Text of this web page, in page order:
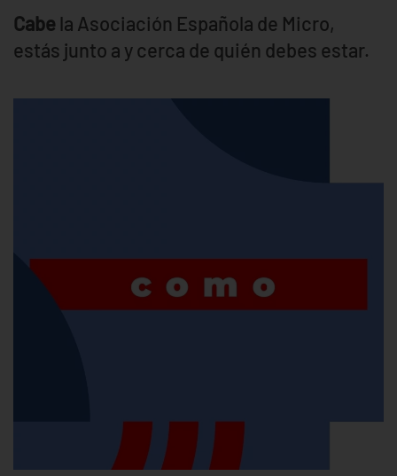
Cabe la Asociación Española de Micro,
estás junto a y cerca de quién debes estar.